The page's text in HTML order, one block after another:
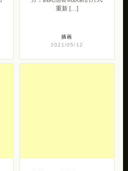
重新 […]
插画
2021/05/12